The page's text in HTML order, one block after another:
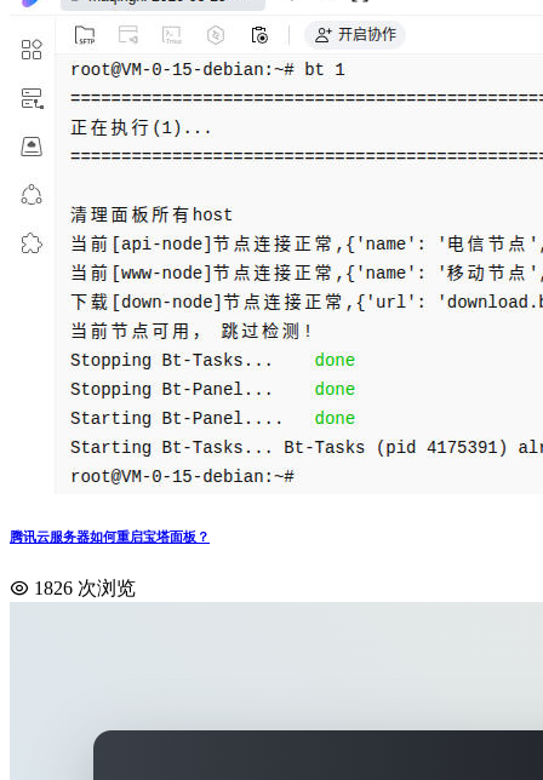
腾讯云服务器如何重启宝塔面板？
1826 次浏览